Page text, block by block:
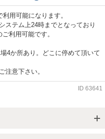
用可能になります。
ステム上24時までとなっており
利用可能です。
4か所あり。どこに停めて頂いて
注意下さい。
ID 63641